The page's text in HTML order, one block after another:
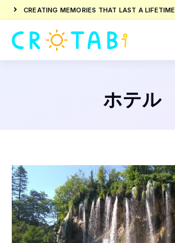
CREATING MEMORIES THAT LAST A LIFETIME
ホテル